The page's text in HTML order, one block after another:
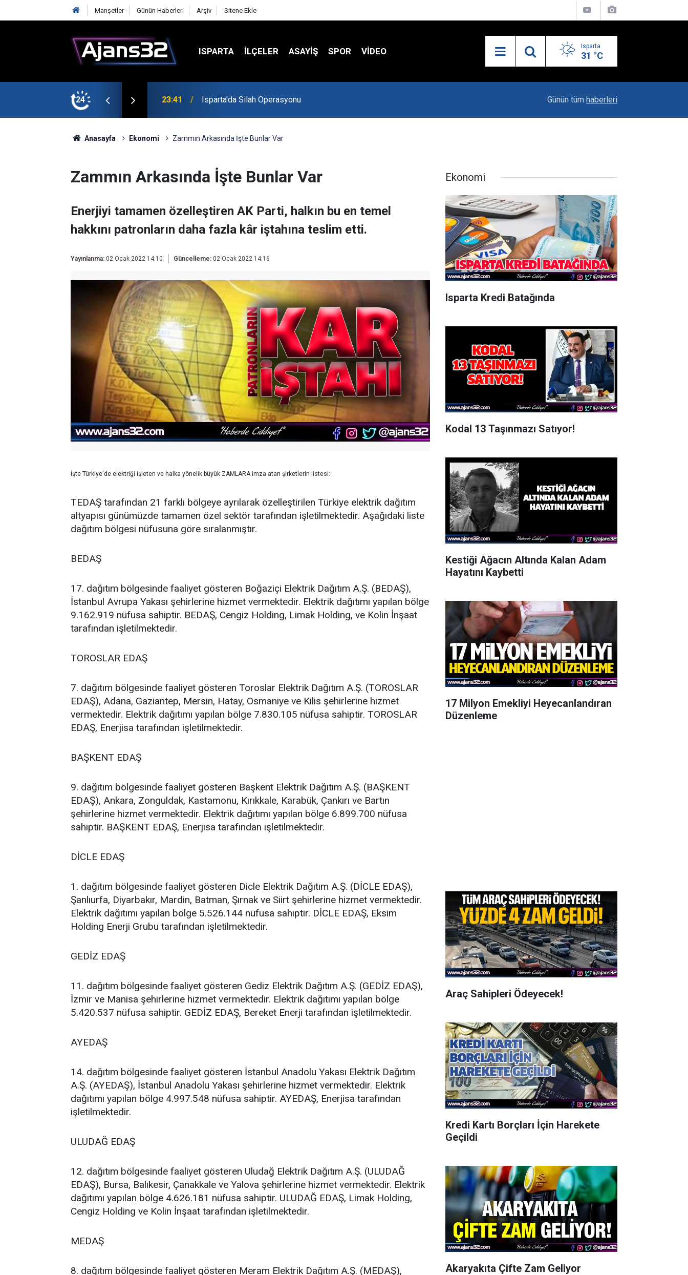
Manşetler Günün Haberleri Arşiv Sitene Ekle
ISPARTA İLÇELER ASAYİŞ SPOR VIDEO Isparta
31 °C
24 23:21 6 Mart Spor Salonu Yeniden Yükseliyor "Karacaören Özel Hükümleri Isparta
Günün tüm haberleri
Anasayfa Ekonomi Zammın Arkasında İşte Bunlar Var
Zammın Arkasında İşte Bunlar Var
Enerjiyi tamamen özelleştiren AK Parti, halkın bu en temel
hakkını patronların daha fazla kâr iştahına teslim etti.
Yayınlanma: 02 Ocak 2022 14:10 Güncelleme: 02 Ocak 2022 14:16
İşte Türkiye'de elektriği işleten ve halka yönelik büyük ZAMLARA imza atan şirketlerin listesi:
TEDAŞ tarafından 21 farklı bölgeye ayrılarak özelleştirilen Türkiye elektrik dağıtım
altyapısı günümüzde tamamen özel sektör tarafından işletilmektedir. Aşağıdaki liste
dağıtım bölgesi nüfusuna göre sıralanmıştır.
BEDAŞ
17. dağıtım bölgesinde faaliyet gösteren Boğaziçi Elektrik Dağıtım A.Ş. (BEDAŞ),
İstanbul Avrupa Yakası şehirlerine hizmet vermektedir. Elektrik dağıtımı yapılan bölge
9.162.919 nüfusa sahiptir. BEDAŞ, Cengiz Holding, Limak Holding, ve Kolin İnşaat
tarafından işletilmektedir.
TOROSLAR EDAŞ
7. dağıtım bölgesinde faaliyet gösteren Toroslar Elektrik Dağıtım A.Ş. (TOROSLAR
EDAŞ), Adana, Gaziantep, Mersin, Hatay, Osmaniye ve Kilis şehirlerine hizmet
vermektedir. Elektrik dağıtımı yapılan bölge 7.830.105 nüfusa sahiptir. TOROSLAR
EDAŞ, Enerjisa tarafından işletilmektedir.
BAŞKENT EDAŞ
9. dağıtım bölgesinde faaliyet gösteren Başkent Elektrik Dağıtım A.Ş. (BAŞKENT
EDAŞ), Ankara, Zonguldak, Kastamonu, Kırıkkale, Karabük, Çankırı ve Bartın
şehirlerine hizmet vermektedir. Elektrik dağıtımı yapılan bölge 6.899.700 nüfusa
sahiptir. BAŞKENT EDAŞ, Enerjisa tarafından işletilmektedir.
DİCLE EDAŞ
1. dağıtım bölgesinde faaliyet gösteren Dicle Elektrik Dağıtım A.Ş. (DİCLE EDAŞ),
Şanlıurfa, Diyarbakır, Mardin, Batman, Şırnak ve Siirt şehirlerine hizmet vermektedir.
Elektrik dağıtımı yapılan bölge 5.526.144 nüfusa sahiptir. DİCLE EDAŞ, Eksim
Holding Enerji Grubu tarafından işletilmektedir.
GEDİZ EDAŞ
11. dağıtım bölgesinde faaliyet gösteren Gediz Elektrik Dağıtım A.Ş. (GEDİZ EDAŞ),
İzmir ve Manisa şehirlerine hizmet vermektedir. Elektrik dağıtımı yapılan bölge
5.420.537 nüfusa sahiptir. GEDİZ EDAŞ, Bereket Enerji tarafından işletilmektedir.
AYEDAŞ
14. dağıtım bölgesinde faaliyet gösteren İstanbul Anadolu Yakası Elektrik Dağıtım
A.Ş. (AYEDAŞ), İstanbul Anadolu Yakası şehirlerine hizmet vermektedir. Elektrik
dağıtımı yapılan bölge 4.997.548 nüfusa sahiptir. AYEDAŞ, Enerjisa tarafından
işletilmektedir.
ULUDAĞ EDAŞ
12. dağıtım bölgesinde faaliyet gösteren Uludağ Elektrik Dağıtım A.Ş. (ULUDAĞ
EDAŞ), Bursa, Balıkesir, Çanakkale ve Yalova şehirlerine hizmet vermektedir. Elektrik
dağıtımı yapılan bölge 4.626.181 nüfusa sahiptir. ULUDAĞ EDAŞ, Limak Holding,
Cengiz Holding ve Kolin İnşaat tarafından işletilmektedir.
MEDAŞ
8. dağıtım bölgesinde faaliyet gösteren Meram Elektrik Dağıtım A.Ş. (MEDAŞ),
Ekonomi
Isparta Kredi Batağında
Kodal 13 Taşınmazı Satıyor!
Kestiği Ağacın Altında Kalan Adam
Hayatını Kaybetti
17 Milyon Emekliyi Heyecanlandıran
Düzenleme
Araç Sahipleri Ödeyecek!
Kredi Kartı Borçları İçin Harekete
Geçildi
Akaryakıta Çifte Zam Geliyor